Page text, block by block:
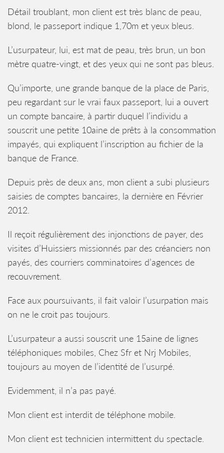
Détail troublant, mon client est très blanc de peau,
blond, le passeport indique 1,70m et yeux bleus.
L’usurpateur, lui, est mat de peau, très brun, un bon
mètre quatre-vingt, et des yeux qui ne sont pas bleus.
Qu’importe, une grande banque de la place de Paris,
peu regardant sur le vrai faux passeport, lui a ouvert
un compte bancaire, à partir duquel l’individu a
souscrit une petite 10aine de prêts à la consommation
impayés, qui expliquent l’inscription au fichier de la
banque de France.
Depuis près de deux ans, mon client a subi plusieurs
saisies de comptes bancaires, la dernière en Février
2012.
Il reçoit régulièrement des injonctions de payer, des
visites d’Huissiers missionnés par des créanciers non
payés, des courriers comminatoires d’agences de
recouvrement.
Face aux poursuivants, il fait valoir l’usurpation mais
on ne le croit pas toujours.
L’usurpateur a aussi souscrit une 15aine de lignes
téléphoniques mobiles, Chez Sfr et Nrj Mobiles,
toujours au moyen de l’identité de l’usurpé.
Evidemment, il n’a pas payé.
Mon client est interdit de téléphone mobile.
Mon client est technicien intermittent du spectacle.